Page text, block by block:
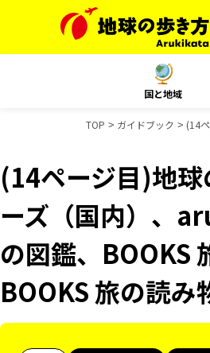
国と地域
TOP ガイドブック (14
(14ページ目)地
ーズ（国内）、
の図鑑、BOOKS
BOOKS 旅の読